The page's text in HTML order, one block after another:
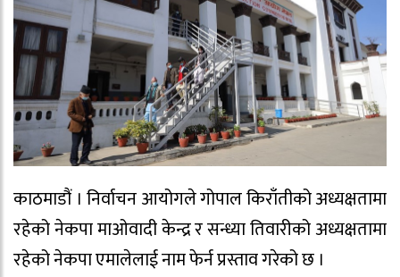
काठमाडौं । निर्वाचन आयोगले गोपाल किराँतीको अध्यक्षतामा
रहेको नेकपा माओवादी केन्द्र र सन्ध्या तिवारीको अध्यक्षतामा
रहेको नेकपा एमालेलाई नाम फेर्न प्रस्ताव गरेको छ ।